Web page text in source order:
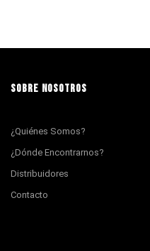
SOBRE NOSOTROS
¿Quiénes Somos?
¿Dónde Encontrarnos?
Distribuidores
Contacto